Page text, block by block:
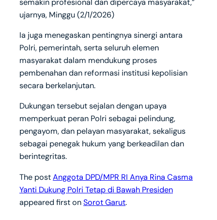
semakin profesional dan dipercaya masyarakat,”
ujarnya, Minggu (2/1/2026)
Ia juga menegaskan pentingnya sinergi antara
Polri, pemerintah, serta seluruh elemen
masyarakat dalam mendukung proses
pembenahan dan reformasi institusi kepolisian
secara berkelanjutan.
Dukungan tersebut sejalan dengan upaya
memperkuat peran Polri sebagai pelindung,
pengayom, dan pelayan masyarakat, sekaligus
sebagai penegak hukum yang berkeadilan dan
berintegritas.
The postAnggota DPD/MPR RI Anya Rina Casma
Yanti Dukung Polri Tetap di Bawah Presiden
appeared first onSorot Garut.